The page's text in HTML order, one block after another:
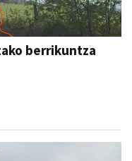
berrikuntza